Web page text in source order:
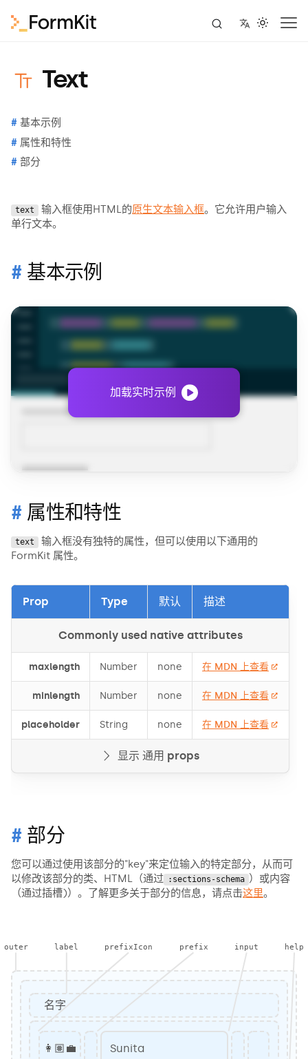
Text
基本示例
属性和特性
部分
text 输入框使用HTML的原生文本输入框。它允许用户输入
单行文本。
基本示例
加载实时示例
属性和特性
text
输入框没有独特的属性，但可以使用以下通用的
FormKit 属性。
Prop Type 默认 描述
Commonly used native attributes
maxlength Number none 在 MDN 上查看
minlength Number none 在 MDN 上查看
placeholder String none 在 MDN 上查看
显示 通用 props
部分
您可以通过使用该部分的"key"来定位输入的特定部分，从而可
以修改该部分的类、HTML（通过 :sections-schema ）或内容
（通过插槽)）。了解更多关于部分的信息，请点击这里。
outer label prefixIcon prefix input help
名字
👩🏽‍💼 Sunita